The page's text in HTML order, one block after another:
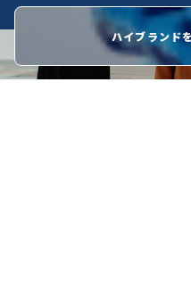
ハイブランド